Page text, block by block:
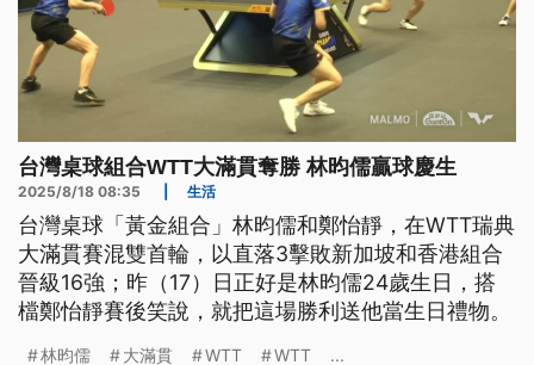
台灣桌球組合WTT大滿貫奪勝 林昀儒贏球慶生
2025/8/18 08:35 生活
台灣桌球「黃金組合」林昀儒和鄭怡靜，在WTT瑞典
大滿貫賽混雙首輪，以直落3擊敗新加坡和香港組合
晉級16強；昨（17）日正好是林昀儒24歲生日，搭
檔鄭怡靜賽後笑說，就把這場勝利送他當生日禮物。
林昀儒 大滿貫 WTT WTT ...